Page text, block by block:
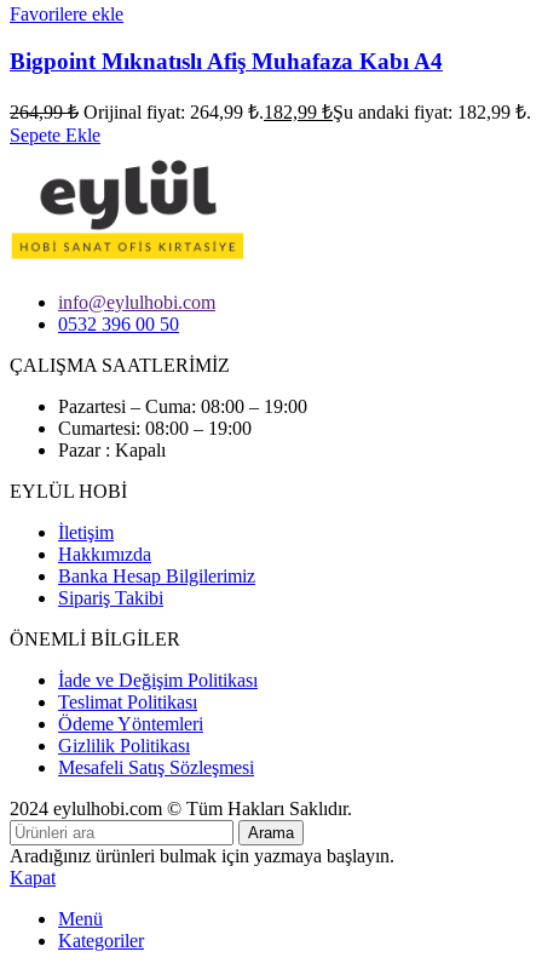
Favorilere ekle
Bigpoint Mıknatıslı Afiş Muhafaza Kabı A4
264,99₺ Orijinal fiyat: 264,99 ₺.182,99 ₺Şu andaki fiyat: 182,99 ₺.
Sepete Ekle
info@eylulhobi.com
0532 396 00 50
ÇALIŞMA SAATLERİMİZ
Pazartesi – Cuma: 08:00 – 19:00
Cumartesi: 08:00 – 19:00
Pazar : Kapalı
EYLÜL HOBİ
İletişim
Hakkımızda
Banka Hesap Bilgilerimiz
Sipariş Takibi
ÖNEMLİ BİLGİLER
İade ve Değişim Politikası
Teslimat Politikası
Ödeme Yöntemleri
Gizlilik Politikası
Mesafeli Satış Sözleşmesi
2024 eylulhobi.com © Tüm Hakları Saklıdır.
Arama
Aradığınız ürünleri bulmak için yazmaya başlayın.
Kapat
Menü
Kategoriler